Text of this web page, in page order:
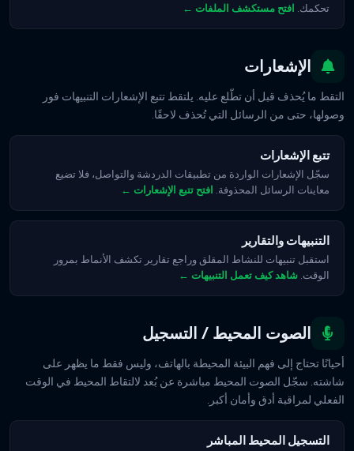
تحكمك. افتح مستكشف الملفات ←
الإشعارات
التقط ما يُحذف قبل أن تطّلع عليه. يلتقط تتبع الإشعارات التنبيهات فور
وصولها، حتى من الرسائل التي تُحذف لاحقًا.
تتبع الإشعارات
سجّل الإشعارات الواردة من تطبيقات الدردشة والتواصل، فلا تضيع
معاينات الرسائل المحذوفة. افتح تتبع الإشعارات ←
التنبيهات والتقارير
استقبل تنبيهات للنشاط المقلق وراجع تقارير تكشف الأنماط بمرور
الوقت. شاهد كيف تعمل التنبيهات ←
الصوت المحيط / التسجيل
أحيانًا تحتاج إلى فهم البيئة المحيطة بالهاتف، وليس فقط ما يظهر على
شاشته. سجّل الصوت المحيط مباشرة عن بُعد لالتقاط المحيط في الوقت
الفعلي لمراقبة أدق وأمان أكبر.
التسجيل المحيط المباشر